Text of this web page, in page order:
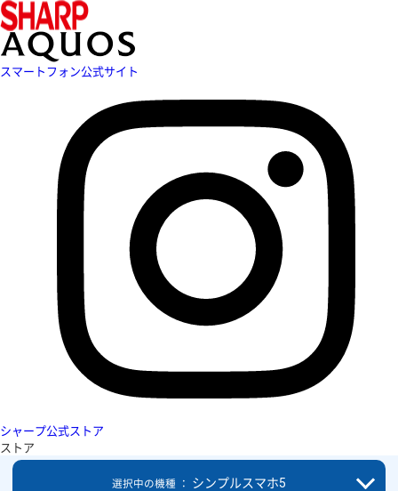
スマートフォン公式サイト
シャープ公式ストア
ストア
選択中の機種 ： シンプルスマホ5